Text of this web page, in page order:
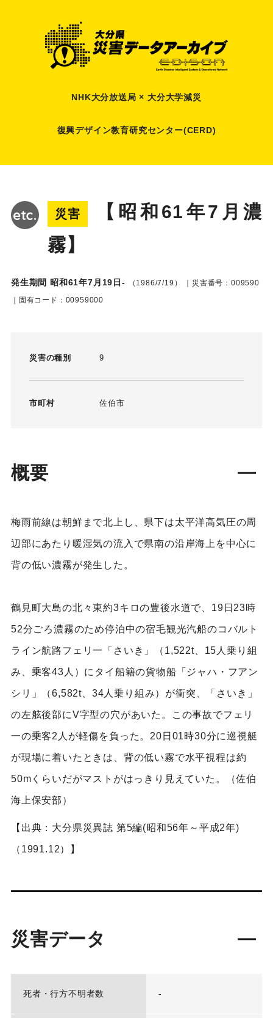
NHK大分放送局 × 大分大学減災
復興デザイン教育研究センター(CERD)
災害
【昭和61年7月濃
霧】
発生期間 昭和61年7月19日- （1986/7/19）
｜災害番号：009590
｜固有コード：00959000
災害の種別 9
市町村 佐伯市
概要
梅雨前線は朝鮮まで北上し、県下は太平洋高気圧の周
辺部にあたり暖湿気の流入で県南の沿岸海上を中心に
背の低い濃霧が発生した。
鶴見町大島の北々東約3キロの豊後水道で、19日23時
52分ごろ濃霧のため停泊中の宿毛観光汽船のコバルト
ライン航路フェリ一「さいき」（1,522t、15人乗り組
み、乗客43人）にタイ船籍の貨物船「ジャハ・フアン
シリ」（6,582t、34人乗り組み）が衝突、「さいき」
の左舷後部にV字型の穴があいた。この事故でフェリ
一の乗客2人が軽傷を負った。20日01時30分に巡視艇
が現場に着いたときは、背の低い霧で水平視程は約
50mくらいだがマストがはっきり見えていた。（佐伯
海上保安部）
【出典：大分県災異誌 第5編(昭和56年～平成2年)
（1991.12）】
災害データ
死者・行方不明者数 -